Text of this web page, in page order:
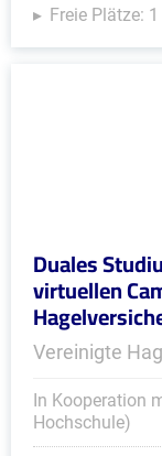
Freie Plätze: 1
Duales
virtuellen
Vereinigte
In Kooperation
Hochschule)